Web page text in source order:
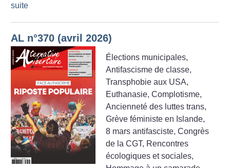
suite
AL n°370 (avril 2026)
Élections municipales,
Antifascisme de classe,
Transphobie aux USA,
Euthanasie, Complotisme,
Ancienneté des luttes trans,
Grève féministe en Islande,
8 mars antifasciste, Congrès
de la CGT, Rencontres
écologiques et sociales,